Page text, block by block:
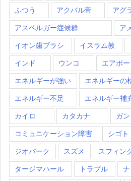
ふつう アクバル帝 アグ
アスペルガー症候群 ア
イオン歯ブラシ イスラム教
インド ウンコ エアポ
エネルギーが強い エネルギーの
エネルギー不足 エネルギー補
カイロ カタカナ ガ
コミュニケーション障害 シゴト
ジオパーク スズメ スフィン
タージマハール トラブル